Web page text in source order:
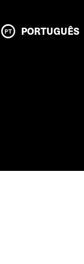
PORTUGUÊS